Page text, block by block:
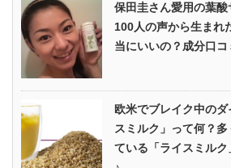
保田圭さん愛用の葉
100人の声から生まれ
当にいいの？成分口コ
欧米でブレイク中の
スミルク」って何？
ている「ライスミル